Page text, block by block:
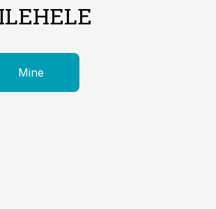
Mine